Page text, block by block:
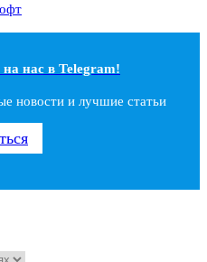
наc в Telegram!
новости и лучшие статьи